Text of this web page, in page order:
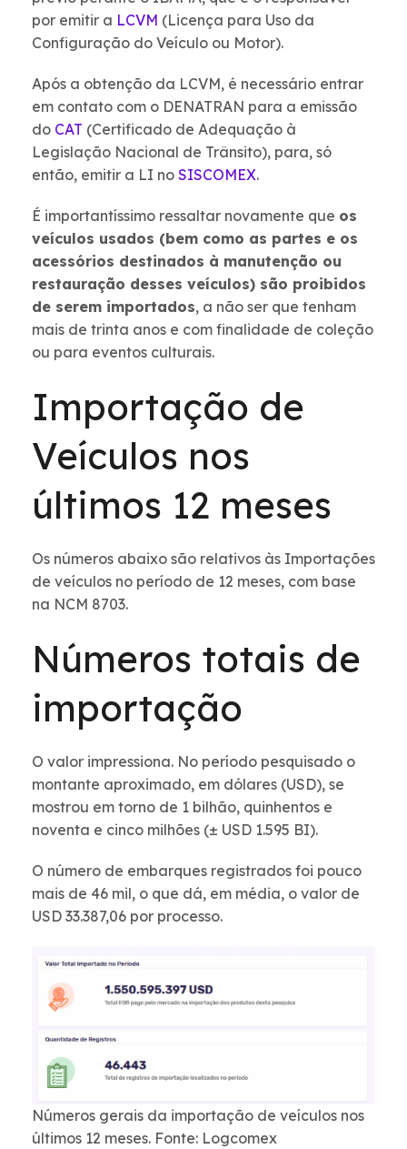
por emitir a LCVM (Licença para Uso da
Configuração do Veículo ou Motor).
Após a obtenção da LCVM, é necessário entrar
em contato com o DENATRAN para a emissão
do CAT (Certificado de Adequação à
Legislação Nacional de Trânsito), para, só
então, emitir a LI no SISCOMEX.
É importantíssimo ressaltar novamente que os
veículos usados (bem como as partes e os
acessórios destinados à manutenção ou
restauração desses veículos) são proibidos
de serem importados, a não ser que tenham
mais de trinta anos e com finalidade de coleção
ou para eventos culturais.
Importação de
Veículos nos
últimos 12 meses
Os números abaixo são relativos às Importações
de veículos no período de 12 meses, com base
na NCM 8703.
Números totais de
importação
O valor impressiona. No período pesquisado o
montante aproximado, em dólares (USD), se
mostrou em torno de 1 bilhão, quinhentos e
noventa e cinco milhões (± USD 1.595 BI).
O número de embarques registrados foi pouco
mais de 46 mil, o que dá, em média, o valor de
USD 33.387,06 por processo.
Números gerais da importação de veículos nos
últimos 12 meses. Fonte: Logcomex